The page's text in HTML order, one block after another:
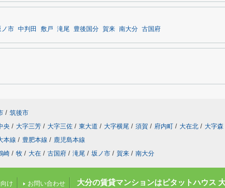
ノ市 中判田 敷戸 滝尾 豊後国分 賀来 南大分 古国府
/ 筑後市
央 / 大字三芳 / 大字三佐 / 東大道 / 大字横尾 / 須賀 / 府内町 / 大在北 / 大字森
本線 / 豊肥本線 / 鹿児島本線
崎 / 牧 / 大在 / 古国府 / 滝尾 / 坂ノ市 / 賀来 / 南大分
け お問い合わせ 大分の賃貸マンションはピタットハウス